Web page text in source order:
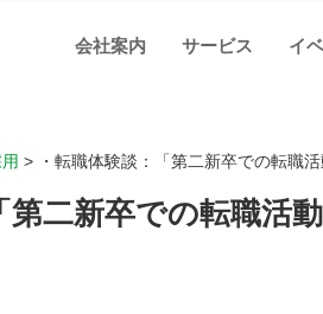
会社案内 サービス イ
> ・転職体験談：「第二新卒での転職
第二新卒での転職活